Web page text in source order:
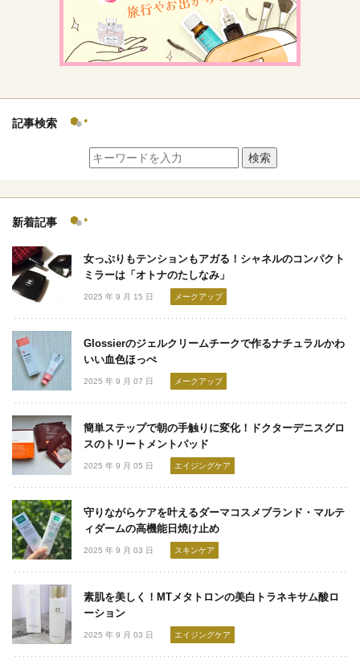
記事検索
検索
新着記事
女っぷりもテンションもアガる！シャネルのコンパクト
ミラーは「オトナのたしなみ」
2025 年 9 月 15 日 メークアップ
Glossierのジェルクリームチークで作るナチュラルかわ
いい血色ほっぺ
2025 年 9 月 07 日 メークアップ
簡単ステップで朝の手触りに変化！ドクターデニスグロ
スのトリートメントパッド
2025 年 9 月 05 日 エイジングケア
守りながらケアを叶えるダーマコスメブランド・マルテ
ィダームの高機能日焼け止め
2025 年 9 月 03 日 スキンケア
素肌を美しく！MTメタトロンの美白トラネキサム酸ロ
ーション
2025 年 9 月 03 日 エイジングケア